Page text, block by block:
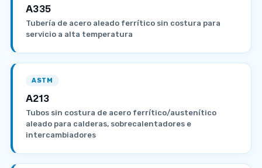
A335
Tubería de acero aleado ferrítico sin costura para
servicio a alta temperatura
ASTM
A213
Tubos sin costura de acero ferrítico/austenítico
aleado para calderas, sobrecalentadores e
intercambiadores